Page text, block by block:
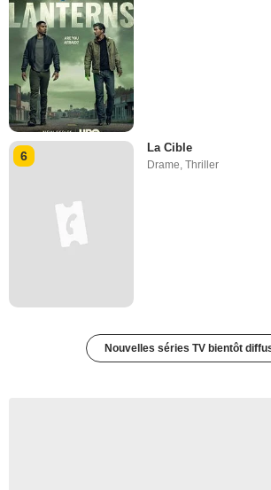
6
La Cible
Drame,Thriller
Nouvelles séries TV bientôt